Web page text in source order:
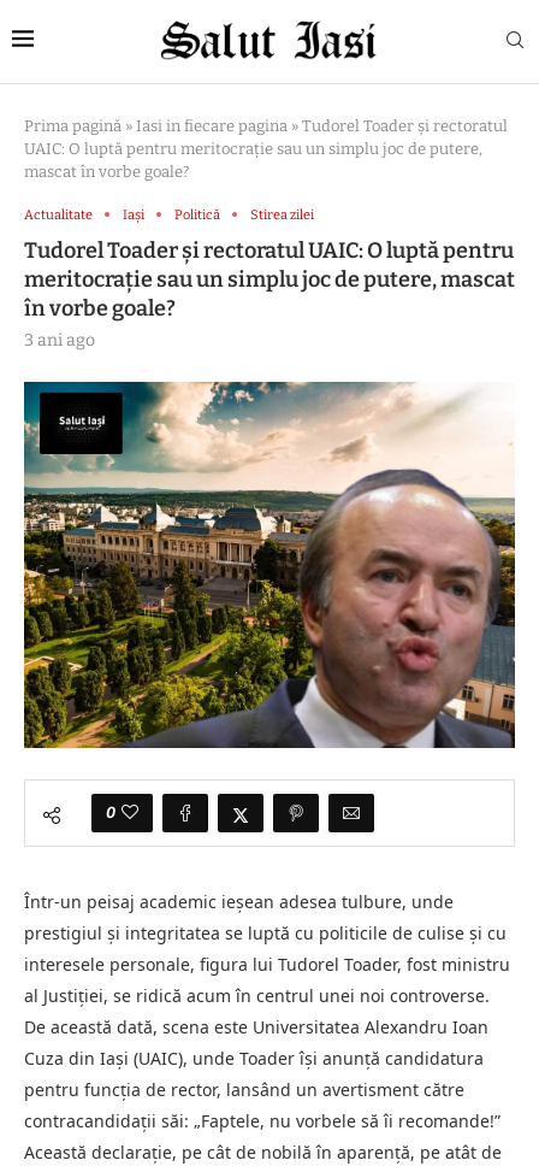
Prima pagină » Iasi in fiecare pagina » Tudorel Toader și rectoratul
UAIC: O luptă pentru meritocrație sau un simplu joc de putere,
mascat în vorbe goale?
Actualitate Iași Politică Stirea zilei
Tudorel Toader și rectoratul UAIC: O luptă pentru
meritocrație sau un simplu joc de putere, mascat
în vorbe goale?
3 ani ago
0
Într-un peisaj academic ieșean adesea tulbure, unde
prestigiul și integritatea se luptă cu politicile de culise și cu
interesele personale, figura lui Tudorel Toader, fost ministru
al Justiției, se ridică acum în centrul unei noi controverse.
De această dată, scena este Universitatea Alexandru Ioan
Cuza din Iași (UAIC), unde Toader își anunță candidatura
pentru funcția de rector, lansând un avertisment către
contracandidații săi: „Faptele, nu vorbele să îi recomande!”
Această declarație, pe cât de nobilă în aparență, pe atât de